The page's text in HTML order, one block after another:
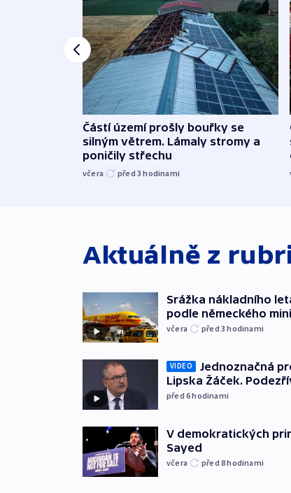
Částí území prošly bouřky se
silným větrem. Lámaly stromy a
poničily střechu
včera před 3hodinami
Aktuálně z
Srážka nákladního
podle německého
včera před 3hodinami
VIDEO
Jednoznačná
Lipska Žáček.
před 6hodinami
V demokratických
Sayed
včera před 8hodinami